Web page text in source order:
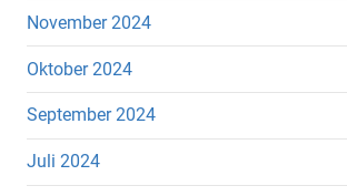
November 2024
Oktober 2024
September 2024
Juli 2024